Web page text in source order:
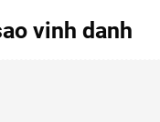
vinh danh